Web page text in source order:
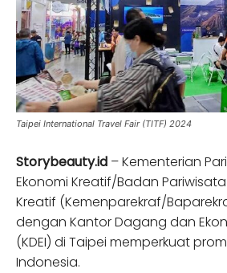
Taipei International Travel Fair (TITF) 2024
Storybeauty.id – Kementerian
Ekonomi Kreatif/Badan
Kreatif (Kemenparekraf/
dengan Kantor Dagang dan
(KDEI) di Taipei memperkuat
Indonesia.